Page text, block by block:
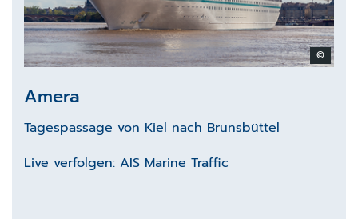
©
Amera
Tagespassage von Kiel nach Brunsbüttel
Live verfolgen: AIS Marine Traffic